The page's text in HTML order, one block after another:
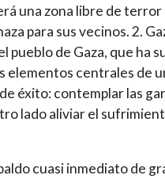
una zona libre de
para sus vecinos. 2.
de Gaza, que ha
elementos centrales de
éxito: contemplar las
lado aliviar el
cuasi inmediato de